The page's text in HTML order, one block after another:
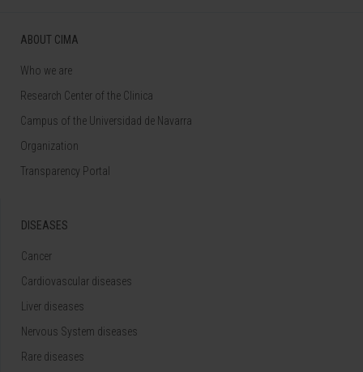
ABOUT CIMA
Who we are
Research Center of the Clinica
Campus of the Universidad de Navarra
Organization
Transparency Portal
DISEASES
Cancer
Cardiovascular diseases
Liver diseases
Nervous System diseases
Rare diseases